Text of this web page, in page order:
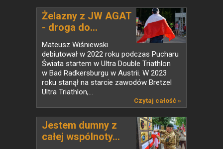
Żelazny z JW AGAT
- droga do...
Mateusz Wiśniewski
debiutował w 2022 roku podczas Pucharu
Świata startem w Ultra Double Triathlon
w Bad Radkersburgu w Austrii. W 2023
roku stanął na starcie zawodów Bretzel
Ultra Triathlon,...
Czytaj całość »
Jestem dumny z
całej wspólnoty...